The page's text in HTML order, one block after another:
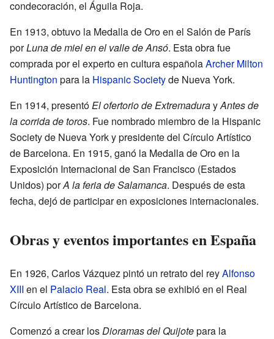
condecoración, el Águila Roja.
En 1913, obtuvo la Medalla de Oro en el Salón de París
porLuna de miel en el valle de Ansó. Esta obra fue
comprada por el experto en cultura españolaArcher Milton
Huntington para la Hispanic Societyde Nueva York.
En 1914, presentóEl ofertorio de ExtremadurayAntes de
la corrida de toros. Fue nombrado miembro de la Hispanic
Society de Nueva York y presidente del Círculo Artístico
de Barcelona. En 1915, ganó la Medalla de Oro en la
Exposición Internacional de San Francisco (Estados
Unidos) porA la feria de Salamanca. Después de esta
fecha, dejó de participar en exposiciones internacionales.
Obras y eventos importantes en España
En 1926, Carlos Vázquez pintó un retrato del reyAlfonso
XIII en el Palacio Real. Esta obra se exhibió en el Real
Círculo Artístico de Barcelona.
Comenzó a crear losDioramas del Quijotepara la